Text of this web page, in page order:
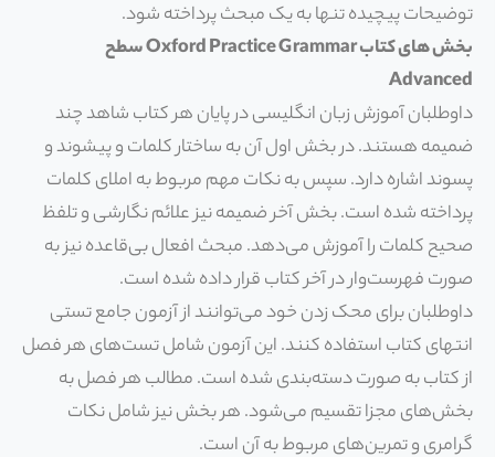
توضیحات پیچیده تنها به یک مبحث پرداخته شود.
بخش های کتاب Oxford Practice Grammar سطح
Advanced
داوطلبان آموزش زبان انگلیسی در پایان هر کتاب شاهد چند
ضمیمه هستند. در بخش اول آن به ساختار کلمات و پیشوند و
پسوند اشاره دارد. سپس به نکات مهم مربوط به املای کلمات
پرداخته شده است. بخش آخر ضمیمه نیز علائم نگارشی و تلفظ
صحیح کلمات را آموزش می‌دهد. مبحث افعال بی‌قاعده نیز به
صورت فهرست‌وار در آخر کتاب قرار داده شده است.
داوطلبان برای محک زدن خود می‌توانند از آزمون جامع تستی
انتهای کتاب استفاده کنند. این آزمون شامل تست‌های هر فصل
از کتاب به صورت دسته‌بندی شده است. مطالب هر فصل به
بخش‌های مجزا تقسیم می‌شود. هر بخش نیز شامل نکات
گرامری و تمرین‌های مربوط به آن است.